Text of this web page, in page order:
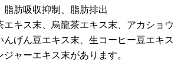
脂肪吸収抑制、脂肪排出
エキス末、烏龍茶エキス末、アカショウ
んげん豆エキス末、生コーヒー豆エキス
ャーエキス末があります。